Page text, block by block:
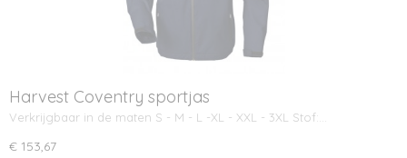
Harvest Coventry sportjas
Verkrijgbaar in de maten S - M - L -XL - XXL - 3XL Stof:…
€ 153,67